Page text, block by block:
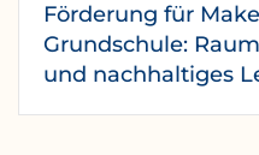
Förderung für
Grundschule:
und nachhaltiges